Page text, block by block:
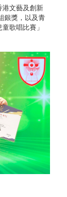
港文藝及創新
銀獎，以及青
歌唱比賽」